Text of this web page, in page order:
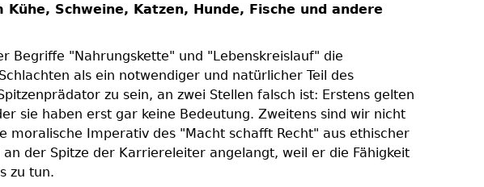
Schweine, Katzen, Hunde, Fische und andere
Begriffe "Nahrungskette" und "Lebenskreislauf" die
als ein notwendiger und natürlicher Teil des
zu sein, an zwei Stellen falsch ist: Erstens gelten
sie haben erst gar keine Bedeutung. Zweitens sind wir nicht
moralische Imperativ des "Macht schafft Recht" aus ethischer
der Spitze der Karriereleiter angelangt, weil er die Fähigkeit
zu tun.